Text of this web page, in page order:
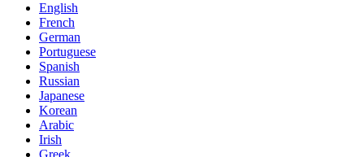
English
French
German
Portuguese
Spanish
Russian
Japanese
Korean
Arabic
Irish